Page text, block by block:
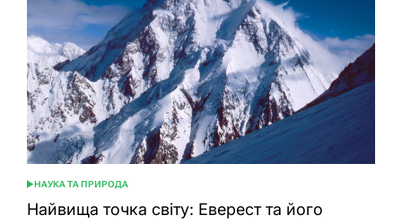
ОПУБЛІКУВАТИ
У
НАУКА ТА ПРИРОДА
Найвища точка світу: Еверест та його